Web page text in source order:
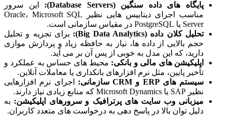
پایگاه های داده سنگین (Database Servers):
این سرور
مناسب اجرای دیتابیس هایی نظیر Oracle، Microsoft SQL
Server یا PostgreSQL در مقیاس سازمانی است.
تحلیل کلان داده (Big Data Analytics):
برای تجزیه و تحلیل
حجم بالایی از داده ها، نیاز به حافظه زیاد و پردازش موازی
دارید، که این مدل به خوبی از پس آن بر می آید.
اپلیکیشن های مالی و بانکی: محیط های حساس به عملکرد و
تأخیر پایین، مثل نرم افزارهای بانکداری یا معاملات آنلاین.
سیستم های ERP و CRM سازمانی:
اجرای نرم افزارهایی
نظیر SAP یا Microsoft Dynamics که منابع زیادی نیاز دارند.
میزبانی وب سایت های پرترافیک و سرورهای اپلیکیشن: به
دلیل توان بالا در پاسخ دهی به درخواست های متعدد کاربران.